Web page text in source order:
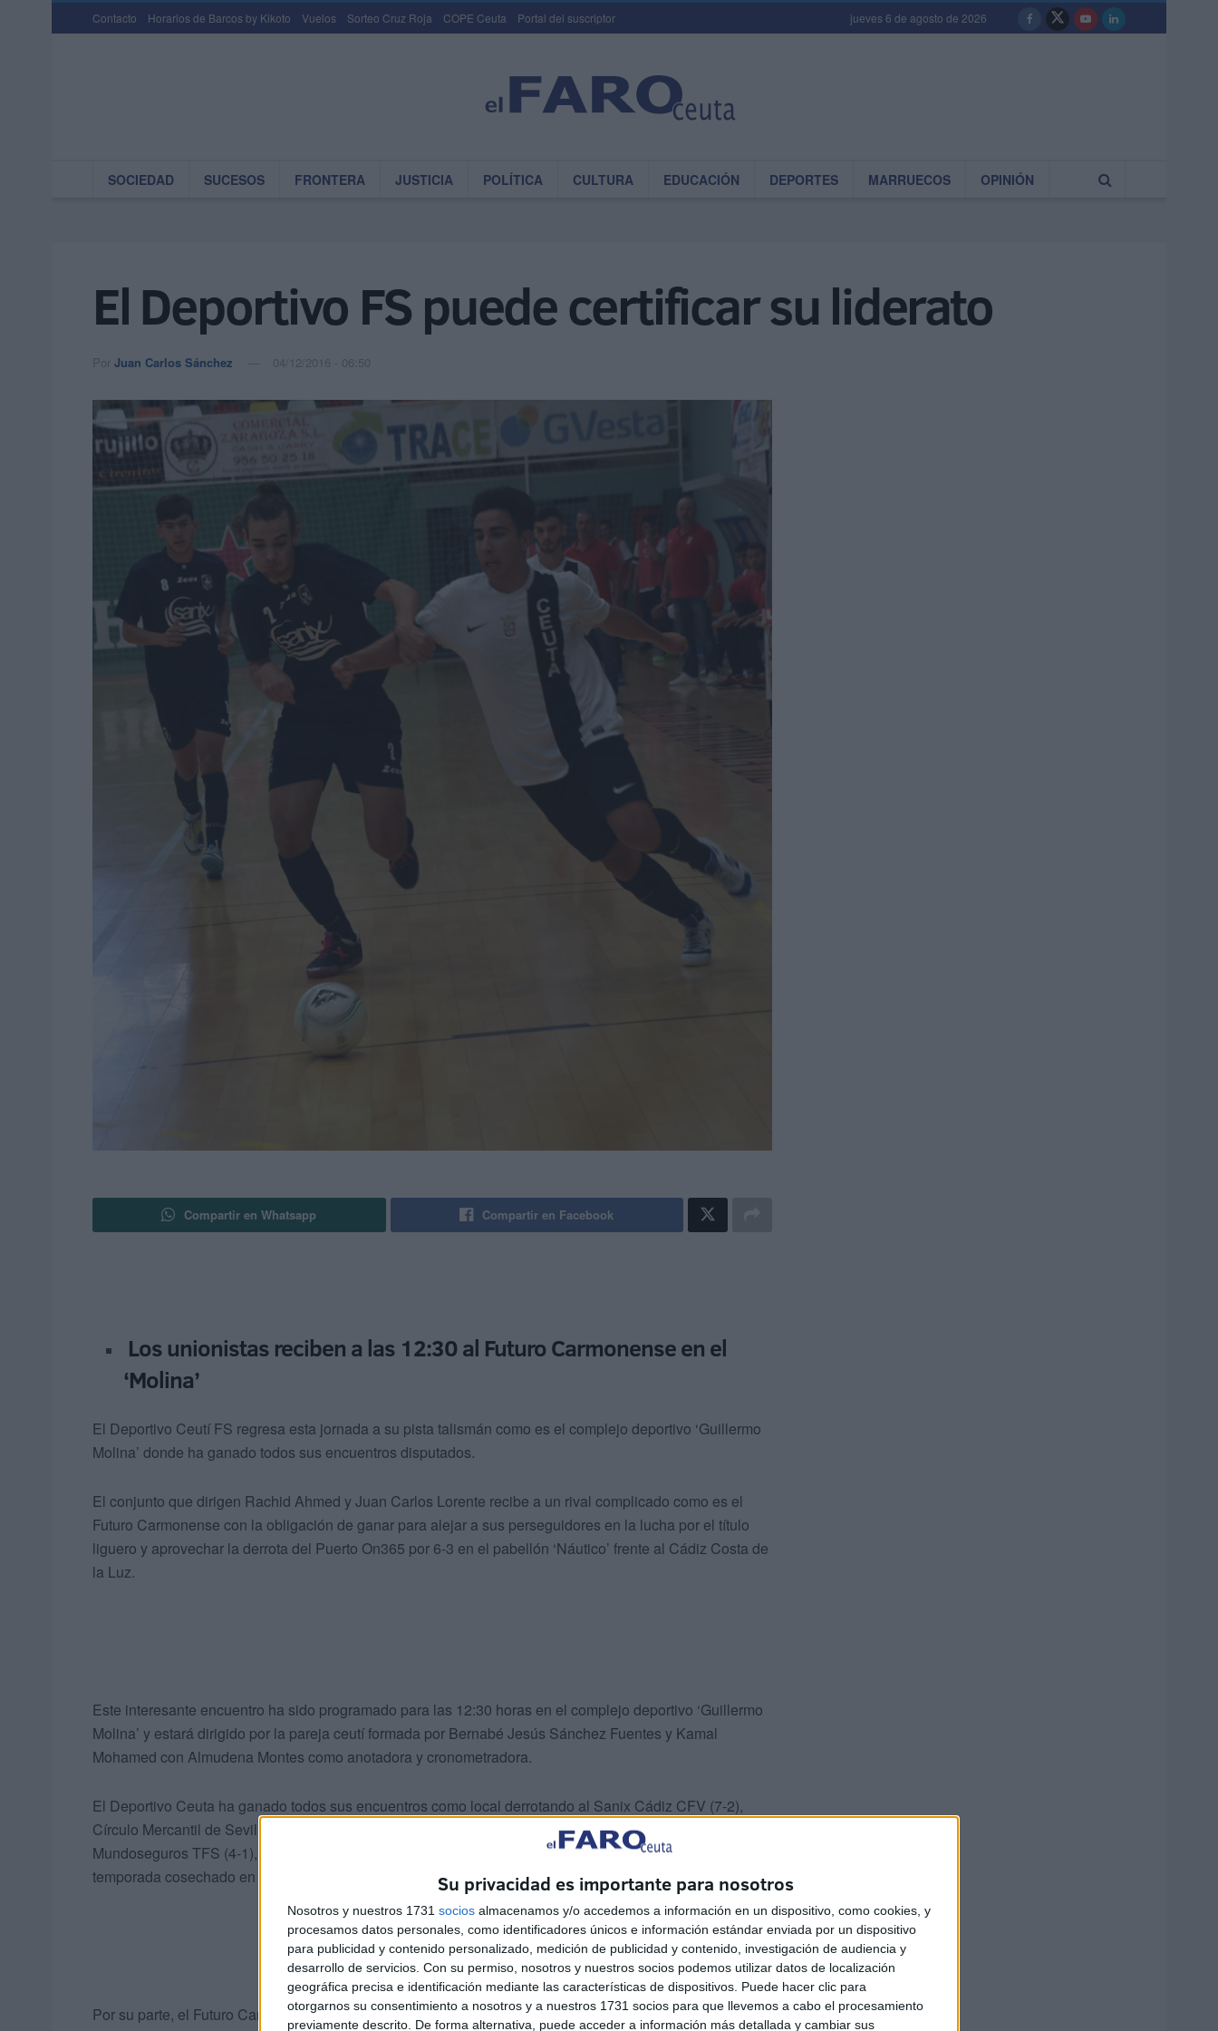
Su privacidad es importante para nosotros
Nosotros y nuestros 1731 socios almacenamos y/o accedemos a información en un dispositivo, como cookies, y
procesamos datos personales, como identificadores únicos e información estándar enviada por un dispositivo
para publicidad y contenido personalizado, medición de publicidad y contenido, investigación de audiencia y
desarrollo de servicios. Con su permiso, nosotros y nuestros socios podemos utilizar datos de localización
geográfica precisa e identificación mediante las características de dispositivos. Puede hacer clic para
otorgarnos su consentimiento a nosotros y a nuestros 1731 socios para que llevemos a cabo el procesamiento
previamente descrito. De forma alternativa, puede acceder a información más detallada y cambiar sus
Contacto Horarios de Barcos by Kikoto Vuelos Sorteo Cruz Roja COPE Ceuta Portal del suscriptor jueves 6 de agosto de 2026
SOCIEDAD SUCESOS FRONTERA JUSTICIA POLÍTICA CULTURA EDUCACIÓN DEPORTES MARRUECOS OPINIÓN
El Deportivo FS puede certificar su liderato
Por Juan Carlos Sánchez 04/12/2016 - 06:50
Compartir en Whatsapp Compartir en Facebook
Los unionistas reciben a las 12:30 al Futuro Carmonense en el
‘Molina’
El Deportivo Ceutí FS regresa esta jornada a su pista talismán como es el complejo deportivo ‘Guillermo
Molina’ donde ha ganado todos sus encuentros disputados.
El conjunto que dirigen Rachid Ahmed y Juan Carlos Lorente recibe a un rival complicado como es el
Futuro Carmonense con la obligación de ganar para alejar a sus perseguidores en la lucha por el título
liguero y aprovechar la derrota del Puerto On365 por 6-3 en el pabellón ‘Náutico’ frente al Cádiz Costa de
la Luz.
Este interesante encuentro ha sido programado para las 12:30 horas en el complejo deportivo ‘Guillermo
Molina’ y estará dirigido por la pareja ceutí formada por Bernabé Jesús Sánchez Fuentes y Kamal
Mohamed con Almudena Montes como anotadora y cronometradora.
El Deportivo Ceuta ha ganado todos sus encuentros como local derrotando al Sanix Cádiz CFV (7-2),
Círculo Mercantil de Sevilla (5-1), Cádiz Costa de la Luz (5-0), Atlético Gaditano (12-0) y el último ante el
Mundoseguros TFS (4-1), con una racha positiva de seis triunfos consecutivos tras su único empate de la
temporada cosechado en la pista del Zafra FS.
Por su parte, el Futuro Carmonense como visitante comenzó ganando sus tres primeros compromisos